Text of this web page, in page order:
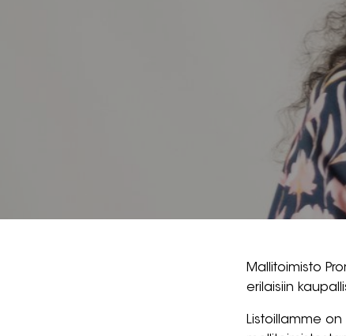
Mallitoimisto
erilaisiin
Listoillamme